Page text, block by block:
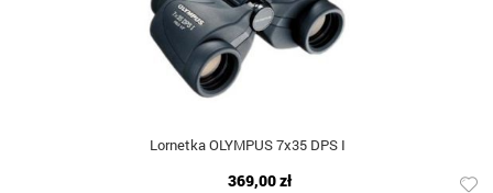
Lornetka OLYMPUS 7x35 DPS I
369,00 zł